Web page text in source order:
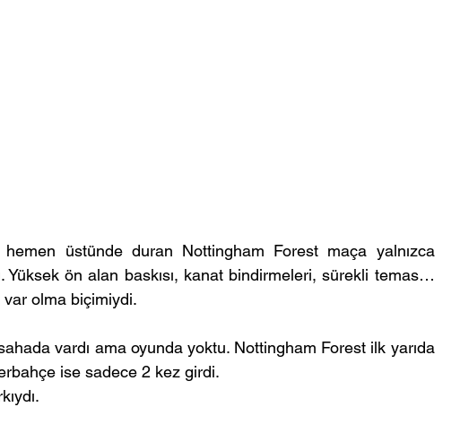
hemen üstünde duran Nottingham Forest maça yalnızca
Yüksek ön alan baskısı, kanat bindirmeleri, sürekli temas…
var olma biçimiydi.
vardı ama oyunda yoktu. Nottingham Forest ilk yarıda
ise sadece 2 kez girdi.